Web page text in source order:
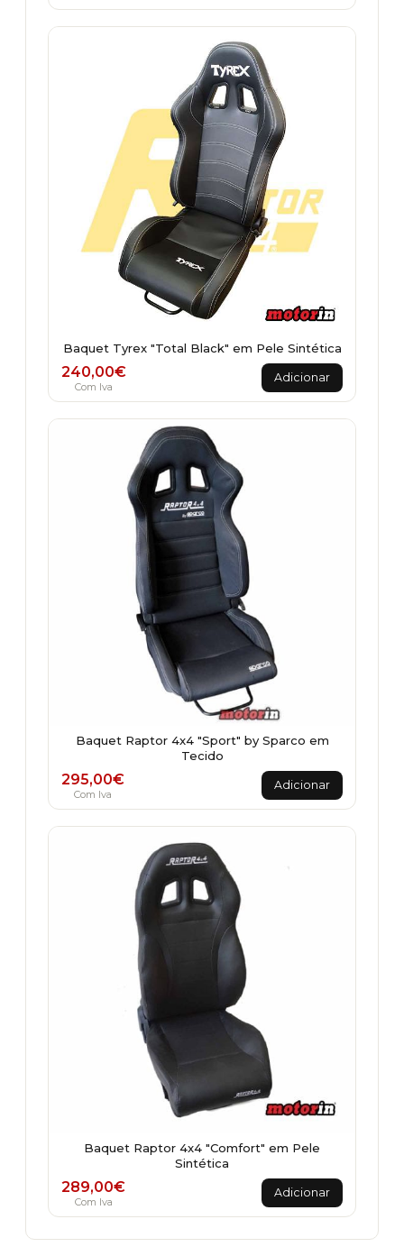
Baquet Tyrex "Total Black" em Pele Sintética
240,00€
Com Iva
Adicionar
Baquet Raptor 4x4 "Sport" by Sparco em
Tecido
295,00€
Com Iva
Adicionar
Baquet Raptor 4x4 "Comfort" em Pele
Sintética
289,00€
Com Iva
Adicionar